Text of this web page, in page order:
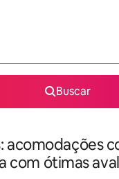
Buscar
acomodações
com ótimas